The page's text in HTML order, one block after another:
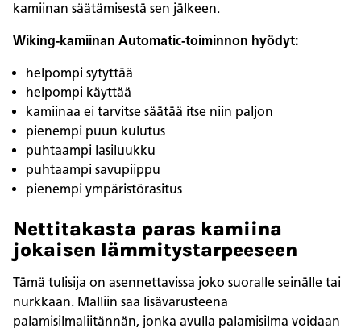
kamiinan säätämisestä sen jälkeen.
Wiking-kamiinan Automatic-toiminnon hyödyt:
helpompi sytyttää
helpompi käyttää
kamiinaa ei tarvitse säätää itse niin paljon
pienempi puun kulutus
puhtaampi lasiluukku
puhtaampi savupiippu
pienempi ympäristörasitus
Nettitakasta paras kamiina
jokaisen lämmitystarpeeseen
Tämä tulisija on asennettavissa joko suoralle seinälle tai
nurkkaan. Malliin saa lisävarusteena
palamisilmaliitännän, jonka avulla palamisilma voidaan